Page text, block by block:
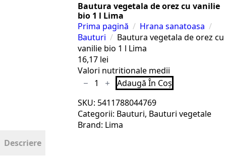
Bautura vegetala de orez cu vanilie
bio 1 l Lima
Prima pagină
Hrana sanatoasa
Bauturi
Bautura vegetala de orez cu
vanilie bio 1 l Lima
16,17 lei
Valori nutritionale medii
Cantitate
Bautura
de
orez
cu
vanilie
Adaugă În Coș
SKU: 5411788044769
Categorii: Bauturi, Bauturi vegetale
Brand: Lima
Descriere